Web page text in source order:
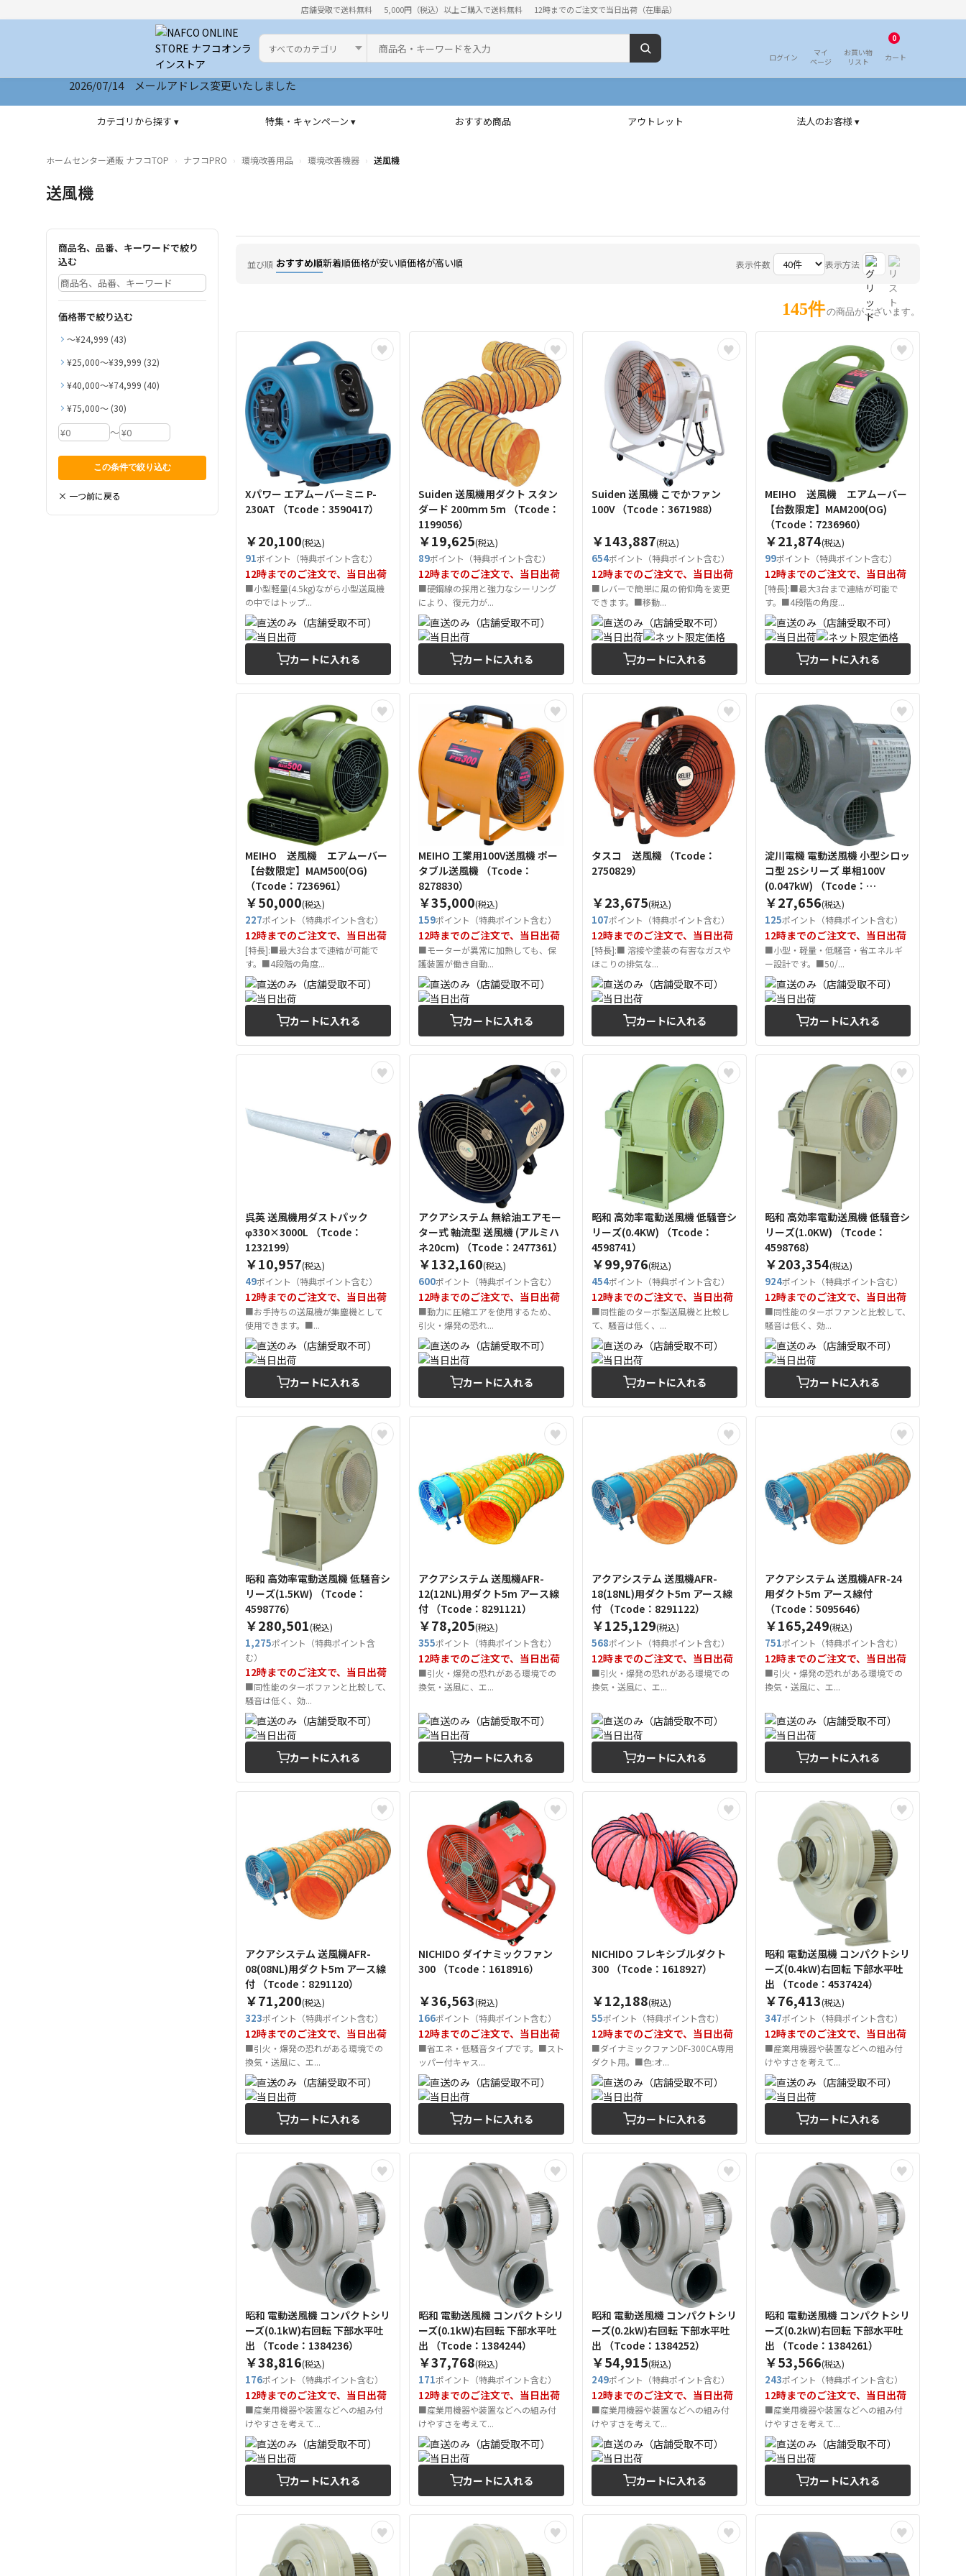
店舗受取で送料無料 5,000円（税込）以上ご購入で送料無料 12時までのご注文で当日出荷（在庫品）
カテゴリ
検索キーワード
ログイン
マイ
ページ
お買い物
リスト
0
カート
2026/07/14 メールアドレス変更いたしました
カテゴリから探す ▾ 特集・キャンペーン ▾ おすすめ商品 アウトレット 法人のお客様 ▾
ホームセンター通販 ナフコTOP ナフコPRO 環境改善用品 環境改善機器 送風機
送風機
商品名、品番、キーワードで絞り
込む
価格帯で絞り込む
〜¥24,999 (43)
¥25,000〜¥39,999 (32)
¥40,000〜¥74,999 (40)
¥75,000〜 (30)
～
× 一つ前に戻る
並び順 おすすめ順新着順価格が安い順価格が高い順 表示件数 表示方法
145件の商品がございます。
Xパワー エアムーバーミニ P-
230AT （Tcode：3590417）
￥20,100(税込)
91ポイント（特典ポイント含む）
12時までのご注文で、当日出荷
■小型軽量(4.5kg)ながら小型送風機
の中ではトップ...
カートに入れる
Suiden 送風機用ダクト スタン
ダード 200mm 5m （Tcode：
1199056）
￥19,625(税込)
89ポイント（特典ポイント含む）
12時までのご注文で、当日出荷
■硬鋼線の採用と強力なシーリング
により、復元力が...
カートに入れる
Suiden 送風機 こでかファン
100V （Tcode：3671988）
￥143,887(税込)
654ポイント（特典ポイント含む）
12時までのご注文で、当日出荷
■レバーで簡単に風の俯仰角を変更
できます。■移動...
カートに入れる
MEIHO 送風機 エアムーバー
【台数限定】MAM200(OG)
（Tcode：7236960）
￥21,874(税込)
99ポイント（特典ポイント含む）
12時までのご注文で、当日出荷
[特長]:■最大3台まで連結が可能で
す。■4段階の角度...
カートに入れる
MEIHO 送風機 エアムーバー
【台数限定】MAM500(OG)
（Tcode：7236961）
￥50,000(税込)
227ポイント（特典ポイント含む）
12時までのご注文で、当日出荷
[特長]:■最大3台まで連結が可能で
す。■4段階の角度...
カートに入れる
MEIHO 工業用100V送風機 ポー
タブル送風機 （Tcode：
8278830）
￥35,000(税込)
159ポイント（特典ポイント含む）
12時までのご注文で、当日出荷
■モーターが異常に加熱しても、保
護装置が働き自動...
カートに入れる
タスコ 送風機 （Tcode：
2750829）
￥23,675(税込)
107ポイント（特典ポイント含む）
12時までのご注文で、当日出荷
[特長]:■ 溶接や塗装の有害なガスや
ほこりの排気な...
カートに入れる
淀川電機 電動送風機 小型シロッ
コ型 2Sシリーズ 単相100V
(0.047kW) （Tcode：
1097466）
￥27,656(税込)
125ポイント（特典ポイント含む）
12時までのご注文で、当日出荷
■小型・軽量・低騒音・省エネルギ
ー設計です。■50/...
カートに入れる
呉英 送風機用ダストパック
φ330×3000L （Tcode：
1232199）
￥10,957(税込)
49ポイント（特典ポイント含む）
12時までのご注文で、当日出荷
■お手持ちの送風機が集塵機として
使用できます。■...
カートに入れる
アクアシステム 無給油エアモー
ター式 軸流型 送風機 (アルミハ
ネ20cm) （Tcode：2477361）
￥132,160(税込)
600ポイント（特典ポイント含む）
12時までのご注文で、当日出荷
■動力に圧縮エアを使用するため、
引火・爆発の恐れ...
カートに入れる
昭和 高効率電動送風機 低騒音シ
リーズ(0.4KW) （Tcode：
4598741）
￥99,976(税込)
454ポイント（特典ポイント含む）
12時までのご注文で、当日出荷
■同性能のターボ型送風機と比較し
て、騒音は低く、...
カートに入れる
昭和 高効率電動送風機 低騒音シ
リーズ(1.0KW) （Tcode：
4598768）
￥203,354(税込)
924ポイント（特典ポイント含む）
12時までのご注文で、当日出荷
■同性能のターボファンと比較して、
騒音は低く、効...
カートに入れる
昭和 高効率電動送風機 低騒音シ
リーズ(1.5KW) （Tcode：
4598776）
￥280,501(税込)
1,275ポイント（特典ポイント含
む）
12時までのご注文で、当日出荷
■同性能のターボファンと比較して、
騒音は低く、効...
カートに入れる
アクアシステム 送風機AFR-
12(12NL)用ダクト5m アース線
付 （Tcode：8291121）
￥78,205(税込)
355ポイント（特典ポイント含む）
12時までのご注文で、当日出荷
■引火・爆発の恐れがある環境での
換気・送風に、エ...
カートに入れる
アクアシステム 送風機AFR-
18(18NL)用ダクト5m アース線
付 （Tcode：8291122）
￥125,129(税込)
568ポイント（特典ポイント含む）
12時までのご注文で、当日出荷
■引火・爆発の恐れがある環境での
換気・送風に、エ...
カートに入れる
アクアシステム 送風機AFR-24
用ダクト5m アース線付
（Tcode：5095646）
￥165,249(税込)
751ポイント（特典ポイント含む）
12時までのご注文で、当日出荷
■引火・爆発の恐れがある環境での
換気・送風に、エ...
カートに入れる
アクアシステム 送風機AFR-
08(08NL)用ダクト5m アース線
付 （Tcode：8291120）
￥71,200(税込)
323ポイント（特典ポイント含む）
12時までのご注文で、当日出荷
■引火・爆発の恐れがある環境での
換気・送風に、エ...
カートに入れる
NICHIDO ダイナミックファン
300 （Tcode：1618916）
￥36,563(税込)
166ポイント（特典ポイント含む）
12時までのご注文で、当日出荷
■省エネ・低騒音タイプです。■スト
ッパー付キャス...
カートに入れる
NICHIDO フレキシブルダクト
300 （Tcode：1618927）
￥12,188(税込)
55ポイント（特典ポイント含む）
12時までのご注文で、当日出荷
■ダイナミックファンDF-300CA専用
ダクト用。■色:オ...
カートに入れる
昭和 電動送風機 コンパクトシリ
ーズ(0.4kW)右回転 下部水平吐
出 （Tcode：4537424）
￥76,413(税込)
347ポイント（特典ポイント含む）
12時までのご注文で、当日出荷
■産業用機器や装置などへの組み付
けやすさを考えて...
カートに入れる
昭和 電動送風機 コンパクトシリ
ーズ(0.1kW)右回転 下部水平吐
出 （Tcode：1384236）
￥38,816(税込)
176ポイント（特典ポイント含む）
12時までのご注文で、当日出荷
■産業用機器や装置などへの組み付
けやすさを考えて...
カートに入れる
昭和 電動送風機 コンパクトシリ
ーズ(0.1kW)右回転 下部水平吐
出 （Tcode：1384244）
￥37,768(税込)
171ポイント（特典ポイント含む）
12時までのご注文で、当日出荷
■産業用機器や装置などへの組み付
けやすさを考えて...
カートに入れる
昭和 電動送風機 コンパクトシリ
ーズ(0.2kW)右回転 下部水平吐
出 （Tcode：1384252）
￥54,915(税込)
249ポイント（特典ポイント含む）
12時までのご注文で、当日出荷
■産業用機器や装置などへの組み付
けやすさを考えて...
カートに入れる
昭和 電動送風機 コンパクトシリ
ーズ(0.2kW)右回転 下部水平吐
出 （Tcode：1384261）
￥53,566(税込)
243ポイント（特典ポイント含む）
12時までのご注文で、当日出荷
■産業用機器や装置などへの組み付
けやすさを考えて...
カートに入れる